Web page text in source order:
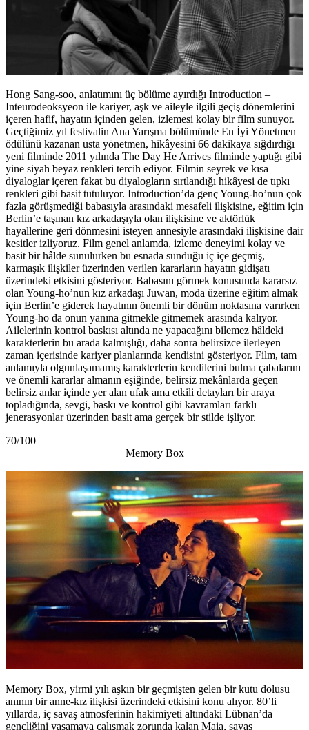
Hong Sang-soo, anlatımını üç bölüme ayırdığı Introduction –
Inteurodeoksyeon ile kariyer, aşk ve aileyle ilgili geçiş dönemlerini
içeren hafif, hayatın içinden gelen, izlemesi kolay bir film sunuyor.
Geçtiğimiz yıl festivalin Ana Yarışma bölümünde En İyi Yönetmen
ödülünü kazanan usta yönetmen, hikâyesini 66 dakikaya sığdırdığı
yeni filminde 2011 yılında The Day He Arrives filminde yaptığı gibi
yine siyah beyaz renkleri tercih ediyor. Filmin seyrek ve kısa
diyaloglar içeren fakat bu diyalogların sırtlandığı hikâyesi de tıpkı
renkleri gibi basit tutuluyor. Introduction’da genç Young-ho’nun çok
fazla görüşmediği babasıyla arasındaki mesafeli ilişkisine, eğitim için
Berlin’e taşınan kız arkadaşıyla olan ilişkisine ve aktörlük
hayallerine geri dönmesini isteyen annesiyle arasındaki ilişkisine dair
kesitler izliyoruz. Film genel anlamda, izleme deneyimi kolay ve
basit bir hâlde sunulurken bu esnada sunduğu iç içe geçmiş,
karmaşık ilişkiler üzerinden verilen kararların hayatın gidişatı
üzerindeki etkisini gösteriyor. Babasını görmek konusunda kararsız
olan Young-ho’nun kız arkadaşı Juwan, moda üzerine eğitim almak
için Berlin’e giderek hayatının önemli bir dönüm noktasına varırken
Young-ho da onun yanına gitmekle gitmemek arasında kalıyor.
Ailelerinin kontrol baskısı altında ne yapacağını bilemez hâldeki
karakterlerin bu arada kalmışlığı, daha sonra belirsizce ilerleyen
zaman içerisinde kariyer planlarında kendisini gösteriyor. Film, tam
anlamıyla olgunlaşamamış karakterlerin kendilerini bulma çabalarını
ve önemli kararlar almanın eşiğinde, belirsiz mekânlarda geçen
belirsiz anlar içinde yer alan ufak ama etkili detayları bir araya
topladığında, sevgi, baskı ve kontrol gibi kavramları farklı
jenerasyonlar üzerinden basit ama gerçek bir stilde işliyor.
70/100
Memory Box
Memory Box, yirmi yılı aşkın bir geçmişten gelen bir kutu dolusu
anının bir anne-kız ilişkisi üzerindeki etkisini konu alıyor. 80’li
yıllarda, iç savaş atmosferinin hakimiyeti altındaki Lübnan’da
gençliğini yaşamaya çalışmak zorunda kalan Maia, savaş